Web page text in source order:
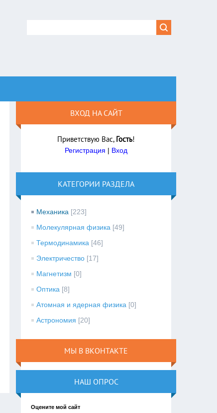
ВХОД НА САЙТ
Приветствую Вас, Гость!
Регистрация | Вход
КАТЕГОРИИ РАЗДЕЛА
Механика [223]
Молекулярная физика [49]
Термодинамика [46]
Электричество [17]
Магнетизм [0]
Оптика [8]
Атомная и ядерная физика [0]
Астрономия [20]
МЫ В ВКОНТАКТЕ
НАШ ОПРОС
Оцените мой сайт